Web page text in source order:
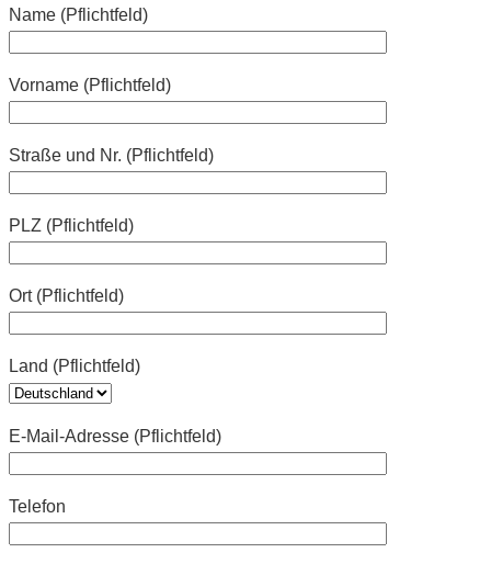
Name (Pflichtfeld)
Vorname (Pflichtfeld)
Straße und Nr. (Pflichtfeld)
PLZ (Pflichtfeld)
Ort (Pflichtfeld)
Land (Pflichtfeld)
E-Mail-Adresse (Pflichtfeld)
Telefon